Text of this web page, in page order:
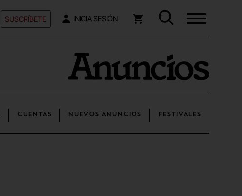
SUSCRÍBETE INICIA SESIÓN
CUENTAS NUEVOS ANUNCIOS FESTIVALES